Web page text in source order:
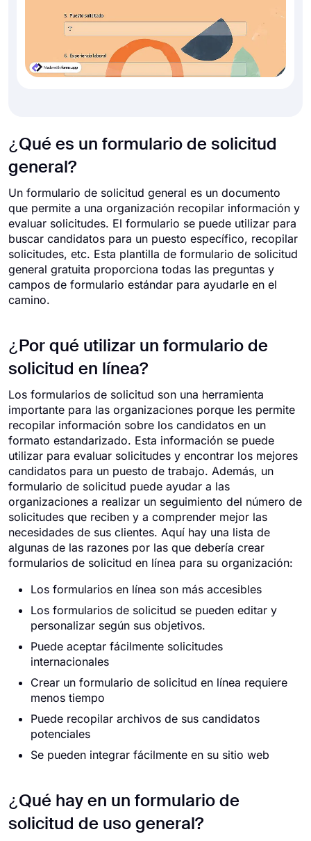
¿Qué es un formulario de solicitud
general?
Un formulario de solicitud general es un documento
que permite a una organización recopilar información y
evaluar solicitudes. El formulario se puede utilizar para
buscar candidatos para un puesto específico, recopilar
solicitudes, etc. Esta plantilla de formulario de solicitud
general gratuita proporciona todas las preguntas y
campos de formulario estándar para ayudarle en el
camino.
¿Por qué utilizar un formulario de
solicitud en línea?
Los formularios de solicitud son una herramienta
importante para las organizaciones porque les permite
recopilar información sobre los candidatos en un
formato estandarizado. Esta información se puede
utilizar para evaluar solicitudes y encontrar los mejores
candidatos para un puesto de trabajo. Además, un
formulario de solicitud puede ayudar a las
organizaciones a realizar un seguimiento del número de
solicitudes que reciben y a comprender mejor las
necesidades de sus clientes. Aquí hay una lista de
algunas de las razones por las que debería crear
formularios de solicitud en línea para su organización:
Los formularios en línea son más accesibles
Los formularios de solicitud se pueden editar y
personalizar según sus objetivos.
Puede aceptar fácilmente solicitudes
internacionales
Crear un formulario de solicitud en línea requiere
menos tiempo
Puede recopilar archivos de sus candidatos
potenciales
Se pueden integrar fácilmente en su sitio web
¿Qué hay en un formulario de
solicitud de uso general?